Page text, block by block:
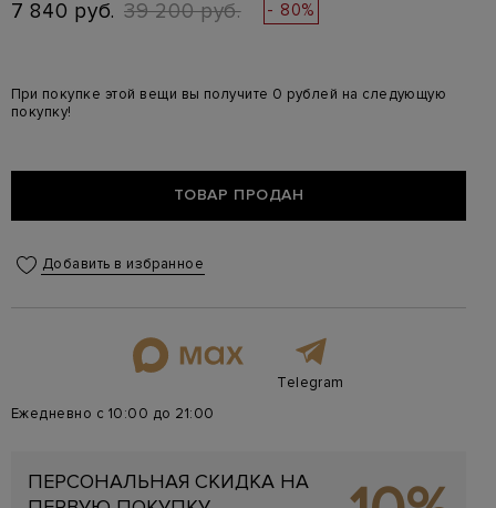
7 840 руб. 39 200 руб. - 80%
При покупке этой вещи вы получите 0 рублей на следующую
покупку!
ТОВАР ПРОДАН
Добавить в избранное
Telegram
Ежедневно с 10:00 до 21:00
ПЕРСОНАЛЬНАЯ СКИДКА НА